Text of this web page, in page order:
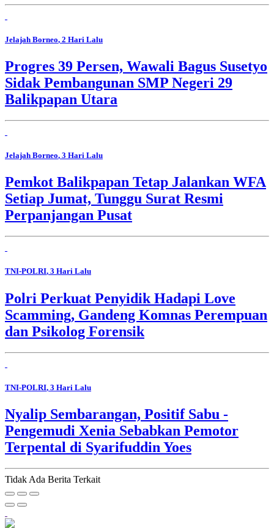
Jelajah Borneo, 2 Hari Lalu
Progres 39 Persen, Wawali Bagus Susetyo
Sidak Pembangunan SMP Negeri 29
Balikpapan Utara
Jelajah Borneo, 3 Hari Lalu
Pemkot Balikpapan Tetap Jalankan WFA
Setiap Jumat, Tunggu Surat Resmi
Perpanjangan Pusat
TNI-POLRI, 3 Hari Lalu
Polri Perkuat Penyidik Hadapi Love
Scamming, Gandeng Komnas Perempuan
dan Psikolog Forensik
TNI-POLRI, 3 Hari Lalu
Nyalip Sembarangan, Positif Sabu -
Pengemudi Xenia Sebabkan Pemotor
Terpental di Syarifuddin Yoes
Tidak Ada Berita Terkait